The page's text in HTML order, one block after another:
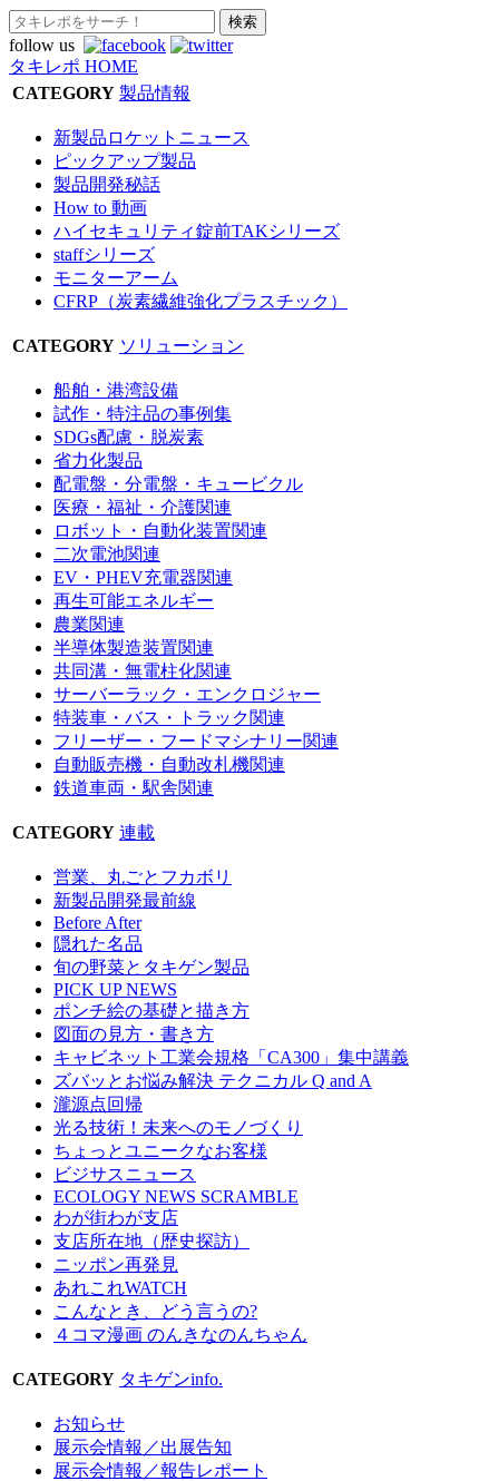
follow us
タキレポ HOME
CATEGORY 製品情報
新製品ロケットニュース
ピックアップ製品
製品開発秘話
How to 動画
ハイセキュリティ錠前TAKシリーズ
staffシリーズ
モニターアーム
CFRP（炭素繊維強化プラスチック）
CATEGORY ソリューション
船舶・港湾設備
試作・特注品の事例集
SDGs配慮・脱炭素
省力化製品
配電盤・分電盤・キュービクル
医療・福祉・介護関連
ロボット・自動化装置関連
二次電池関連
EV・PHEV充電器関連
再生可能エネルギー
農業関連
半導体製造装置関連
共同溝・無電柱化関連
サーバーラック・エンクロジャー
特装車・バス・トラック関連
フリーザー・フードマシナリー関連
自動販売機・自動改札機関連
鉄道車両・駅舎関連
CATEGORY 連載
営業、丸ごとフカボリ
新製品開発最前線
Before After
隠れた名品
旬の野菜とタキゲン製品
PICK UP NEWS
ポンチ絵の基礎と描き方
図面の見方・書き方
キャビネット工業会規格「CA300」集中講義
ズバッとお悩み解決 テクニカル Q and A
瀧源点回帰
光る技術！未来へのモノづくり
ちょっとユニークなお客様
ビジサスニュース
ECOLOGY NEWS SCRAMBLE
わが街わが支店
支店所在地（歴史探訪）
ニッポン再発見
あれこれWATCH
こんなとき、どう言うの?
４コマ漫画 のんきなのんちゃん
CATEGORY タキゲンinfo.
お知らせ
展示会情報／出展告知
展示会情報／報告レポート